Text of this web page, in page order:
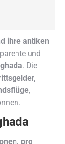
ihre antiken
und
. Die
,
pro